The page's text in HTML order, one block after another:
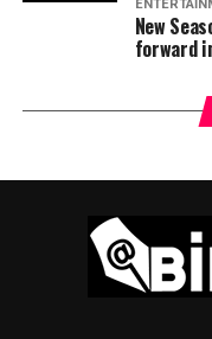
New
forward